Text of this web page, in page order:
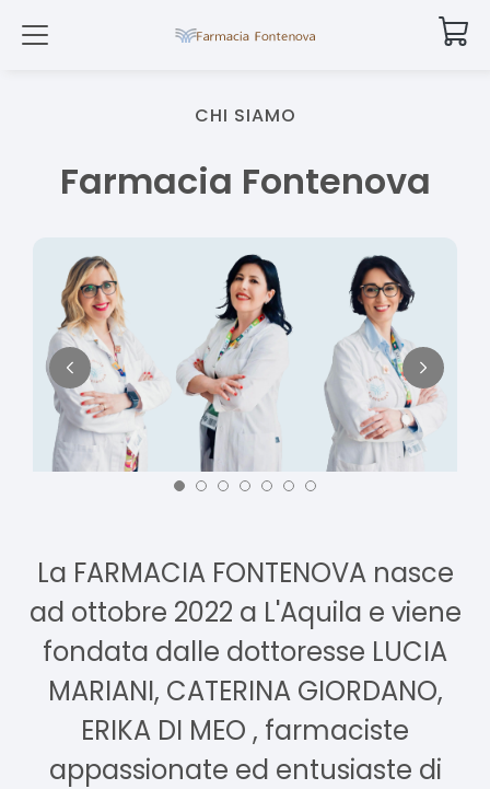
CHI SIAMO
Farmacia Fontenova
La FARMACIA FONTENOVA nasce
ad ottobre 2022 a L'Aquila e viene
fondata dalle dottoresse LUCIA
MARIANI, CATERINA GIORDANO,
ERIKA DI MEO , farmaciste
appassionate ed entusiaste di